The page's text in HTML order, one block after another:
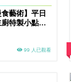
藝術】平日
特製小點
99 人已觀看